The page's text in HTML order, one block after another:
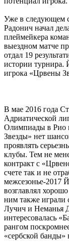
Уже в следующем
Радонич начал
плеймейкера
выездном матче
отдал 19
истории турнира.
игрока «Црвены
В мае 2016 года
Адриатической
Олимпиады в Рио
Звезды» нет
проявлять
клубы. Тем не
контракт с
счете так и не
межсезонье-2017
возглавлял
ним также
Лучич и Неманья
интересовалась
рангом
«сербской банды»